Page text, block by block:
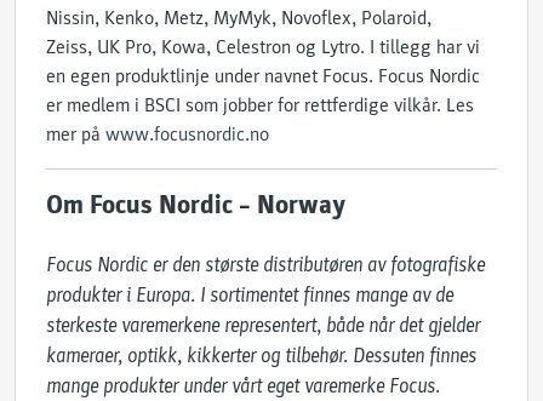
Nissin, Kenko, Metz, MyMyk, Novoflex, Polaroid,
Zeiss, UK Pro, Kowa, Celestron og Lytro. I tillegg har vi
en egen produktlinje under navnet Focus. Focus Nordic
er medlem i BSCI som jobber for rettferdige vilkår. Les
mer på www.focusnordic.no
Om Focus Nordic – Norway
Focus Nordic er den største distributøren av fotografiske
produkter i Europa. I sortimentet finnes mange av de
sterkeste varemerkene representert, både når det gjelder
kameraer, optikk, kikkerter og tilbehør. Dessuten finnes
mange produkter under vårt eget varemerke Focus.